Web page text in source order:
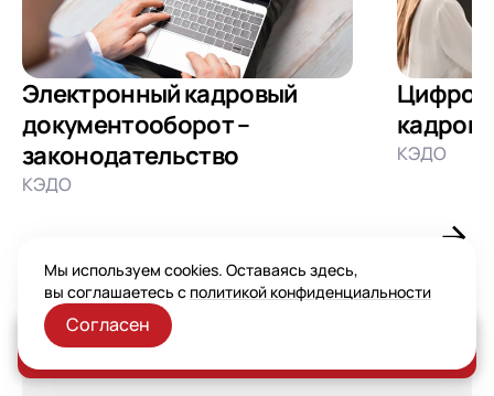
Электронный кадровый
документооборот –
законодательство
КЭДО
КЭДО
Комментарии
Заказать консультацию
Мы используем cookies. Оставаясь здесь,
вы соглашаетесь с политикой конфиденциальности
Согласен